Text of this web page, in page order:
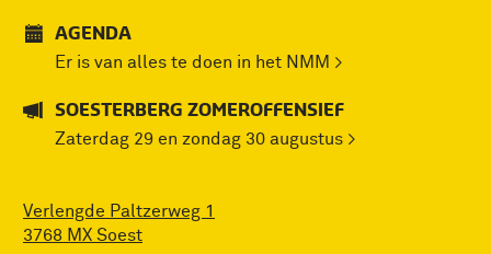
AGENDA
Er is van alles te doen in het NMM >
SOESTERBERG ZOMEROFFENSIEF
Zaterdag 29 en zondag 30 augustus >
Verlengde Paltzerweg 1
3768 MX Soest